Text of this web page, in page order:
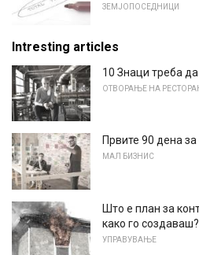
ЗЕМЈОПОСЕДНИЦИ
Intresting articles
10 Знаци треба
ОТВОРАЊЕ НА
Првите 90 дена
МАЛ БИЗНИС
Што е план за
како го создаваш?
УПРАВУВАЊЕ